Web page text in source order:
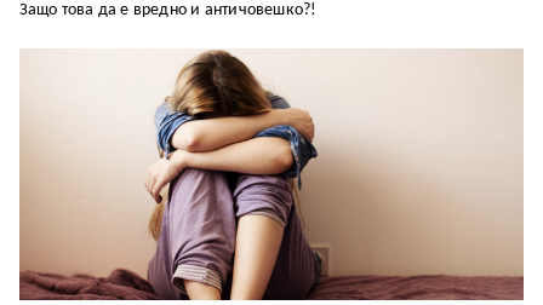
Защо това да е вредно и античовешко?!